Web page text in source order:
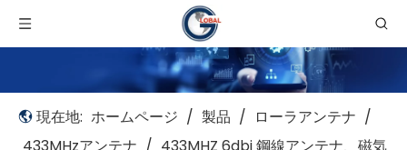
現在地: ホームページ / 製品 / ローラアンテナ /
433MHzアンテナ / 433MHZ 6dbi 鋼線アンテナ、磁気